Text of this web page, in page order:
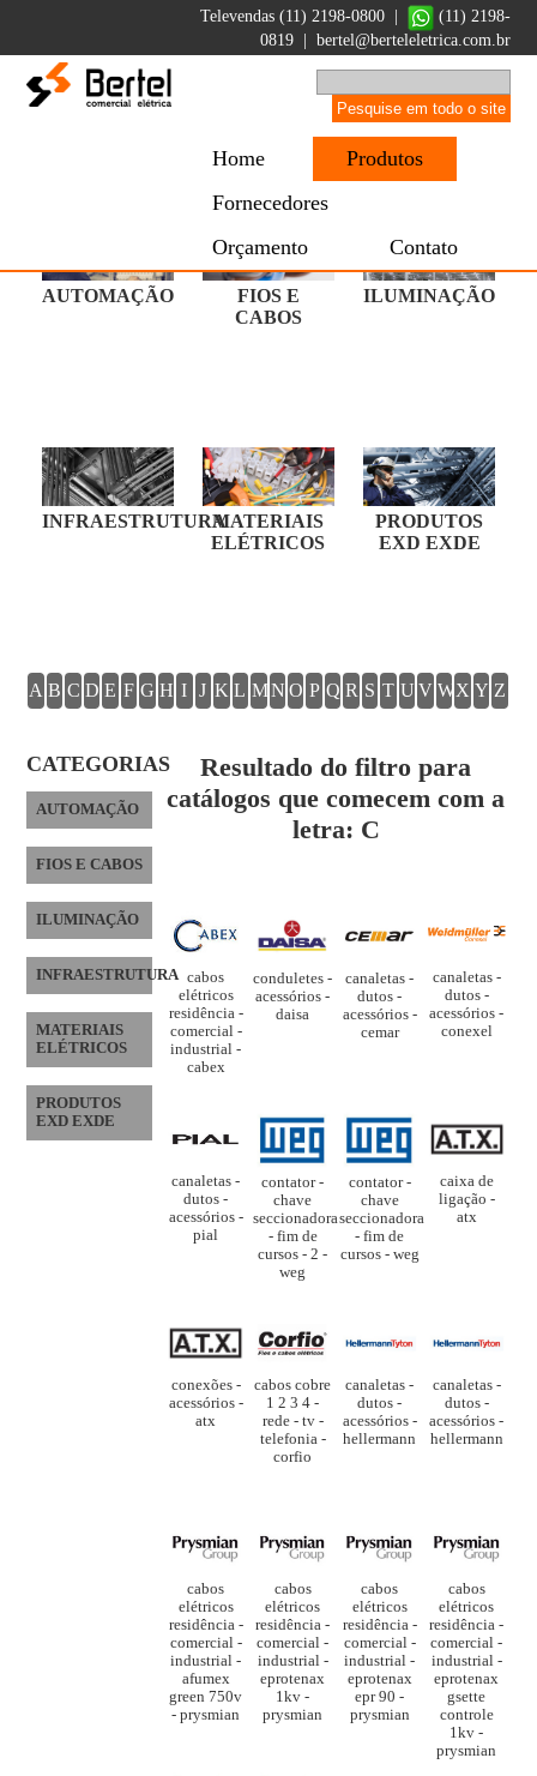
Televendas (11) 2198-0800 |
(11) 2198-
0819| bertel@berteleletrica.com.br
Home
Produtos
Fornecedores
Orçamento
Contato
AUTOMAÇÃO
FIOS E
CABOS
ILUMINAÇÃO
INFRAESTRUTURAMATERIAIS
ELÉTRICOS
PRODUTOS
EXD EXDE
A B C D E F G H I J K L MN O P Q R S T U V W X Y Z
CATEGORIAS
AUTOMAÇÃO
FIOS E CABOS
ILUMINAÇÃO
INFRAESTRUTURA
MATERIAIS
ELÉTRICOS
PRODUTOS
EXD EXDE
Resultado do filtro para
catálogos que comecem com a
letra: C
cabos
elétricos
residência -
comercial -
industrial -
cabex
conduletes -
acessórios -
daisa
canaletas -
dutos -
acessórios -
cemar
canaletas -
dutos -
acessórios -
conexel
canaletas -
dutos -
acessórios -
pial
contator -
chave
seccionadora
- fim de
cursos - 2 -
weg
contator -
chave
seccionadora
- fim de
cursos - weg
caixa de
ligação -
atx
conexões -
acessórios -
atx
cabos cobre
1 2 3 4 -
rede - tv -
telefonia -
corfio
canaletas -
dutos -
acessórios -
hellermann
canaletas -
dutos -
acessórios -
hellermann
cabos
elétricos
residência -
comercial -
industrial -
afumex
green 750v
- prysmian
cabos
elétricos
residência -
comercial -
industrial -
eprotenax
1kv -
prysmian
cabos
elétricos
residência -
comercial -
industrial -
eprotenax
epr 90 -
prysmian
cabos
elétricos
residência -
comercial -
industrial -
eprotenax
gsette
controle
1kv -
prysmian